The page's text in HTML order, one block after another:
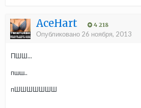
AceHart 4 218
Опубликовано 26 ноября, 2013
ПШШ...
пшш..
пШШШШШШШ